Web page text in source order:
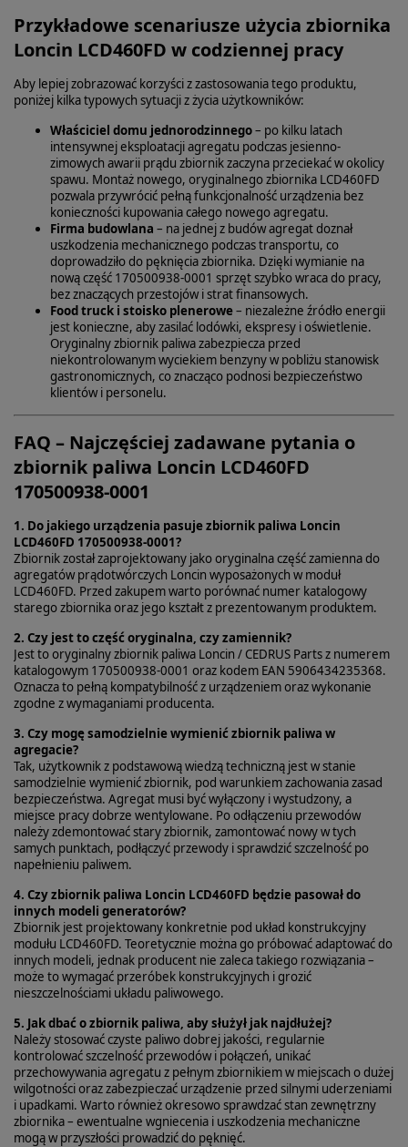
Przykładowe scenariusze użycia zbiornika
Loncin LCD460FD w codziennej pracy
Aby lepiej zobrazować korzyści z zastosowania tego produktu,
poniżej kilka typowych sytuacji z życia użytkowników:
Właściciel domu jednorodzinnego– po kilku latach
intensywnej eksploatacji agregatu podczas jesienno-
zimowych awarii prądu zbiornik zaczyna przeciekać w okolicy
spawu. Montaż nowego, oryginalnego zbiornika LCD460FD
pozwala przywrócić pełną funkcjonalność urządzenia bez
konieczności kupowania całego nowego agregatu.
Firma budowlana – na jednej z budów agregat doznał
uszkodzenia mechanicznego podczas transportu, co
doprowadziło do pęknięcia zbiornika. Dzięki wymianie na
nową część 170500938-0001 sprzęt szybko wraca do pracy,
bez znaczących przestojów i strat finansowych.
Food truck i stoisko plenerowe– niezależne źródło energii
jest konieczne, aby zasilać lodówki, ekspresy i oświetlenie.
Oryginalny zbiornik paliwa zabezpiecza przed
niekontrolowanym wyciekiem benzyny w pobliżu stanowisk
gastronomicznych, co znacząco podnosi bezpieczeństwo
klientów i personelu.
FAQ – Najczęściej zadawane pytania o
zbiornik paliwa Loncin LCD460FD
170500938-0001
1. Do jakiego urządzenia pasuje zbiornik paliwa Loncin
LCD460FD 170500938-0001?
Zbiornik został zaprojektowany jako oryginalna część zamienna do
agregatów prądotwórczych Loncin wyposażonych w moduł
LCD460FD. Przed zakupem warto porównać numer katalogowy
starego zbiornika oraz jego kształt z prezentowanym produktem.
2. Czy jest to część oryginalna, czy zamiennik?
Jest to oryginalny zbiornik paliwa Loncin / CEDRUS Parts z numerem
katalogowym 170500938-0001 oraz kodem EAN 5906434235368.
Oznacza to pełną kompatybilność z urządzeniem oraz wykonanie
zgodne z wymaganiami producenta.
3. Czy mogę samodzielnie wymienić zbiornik paliwa w
agregacie?
Tak, użytkownik z podstawową wiedzą techniczną jest w stanie
samodzielnie wymienić zbiornik, pod warunkiem zachowania zasad
bezpieczeństwa. Agregat musi być wyłączony i wystudzony, a
miejsce pracy dobrze wentylowane. Po odłączeniu przewodów
należy zdemontować stary zbiornik, zamontować nowy w tych
samych punktach, podłączyć przewody i sprawdzić szczelność po
napełnieniu paliwem.
4. Czy zbiornik paliwa Loncin LCD460FD będzie pasował do
innych modeli generatorów?
Zbiornik jest projektowany konkretnie pod układ konstrukcyjny
modułu LCD460FD. Teoretycznie można go próbować adaptować do
innych modeli, jednak producent nie zaleca takiego rozwiązania –
może to wymagać przeróbek konstrukcyjnych i grozić
nieszczelnościami układu paliwowego.
5. Jak dbać o zbiornik paliwa, aby służył jak najdłużej?
Należy stosować czyste paliwo dobrej jakości, regularnie
kontrolować szczelność przewodów i połączeń, unikać
przechowywania agregatu z pełnym zbiornikiem w miejscach o dużej
wilgotności oraz zabezpieczać urządzenie przed silnymi uderzeniami
i upadkami. Warto również okresowo sprawdzać stan zewnętrzny
zbiornika – ewentualne wgniecenia i uszkodzenia mechaniczne
mogą w przyszłości prowadzić do pęknięć.